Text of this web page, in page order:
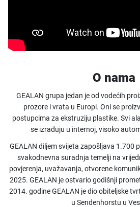
O nama
GEALAN grupa jedan je od vodećih
prozore i vrata u Europi. Oni se
postupcima za ekstruziju plastike. Svi
se izrađuju u internoj, visoko
GEALAN diljem svijeta zapošljava 1.700
svakodnevna suradnja temelji na
povjerenja, uvažavanja, otvorene
2025. GEALAN je ostvario godišnji
2014. godine GEALAN je dio obiteljske
u Sendenhorstu u